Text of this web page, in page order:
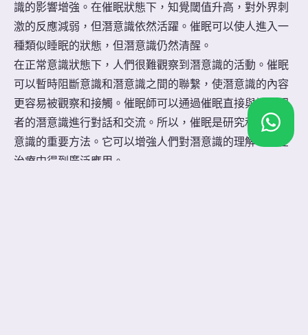
識的影響增強。在催眠狀態下，知覺閾值升高，對外界刺
激的反應減弱，但潛意識依然活躍。催眠可以使人進入一
種類似睡眠的狀態，但潛意識仍然清醒。
在正常意識狀態下，人們很難觀察到潛意識的活動。催眠
可以暫時阻斷意識和潛意識之間的聯繫，使潛意識的內容
更容易被觀察和接觸。催眠師可以通過催眠直接與被催眠
者的潛意識進行對話和交流。所以，催眠是研究和應用潛
意識的重要方法。它可以增強人們對潛意識的理解，並在
治療中得到廣泛應用。